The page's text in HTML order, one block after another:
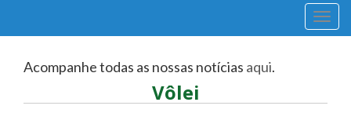
Acompanhe todas as nossas notícias aqui.
Vôlei